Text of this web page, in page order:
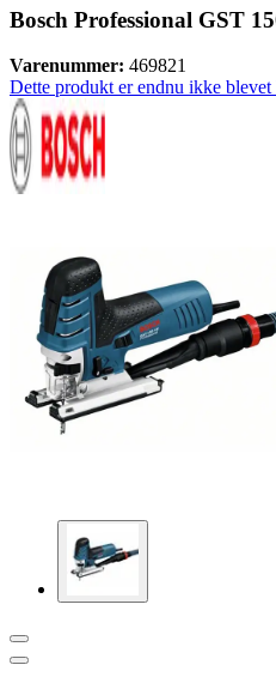
Bosch Professional GST
Varenummer: 469821
Dette produkt er endnu ikke blevet